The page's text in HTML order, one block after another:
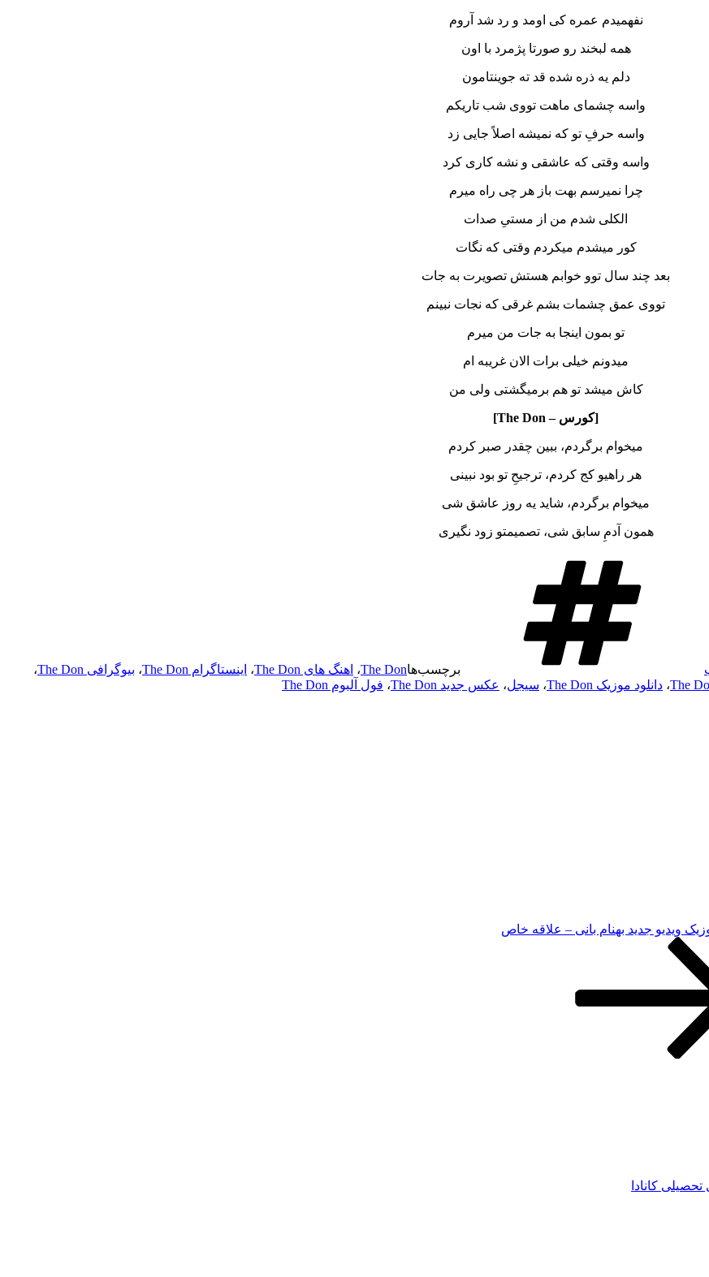
نفهمیدم عمره کی اومد و رد شد آروم
همه لبخند رو صورتا پژمرد با اون
دلم یه ذره شده قد ته جوینتامون
واسه چشمای ماهت تووی شب تاریکم
واسه حرفِ تو که نمیشه اصلاً جایی زد
واسه وقتی که عاشقی و نشه کاری کرد
چرا نمیرسم بهت باز هر چی راه میرم
الکلی شدم من از مستیِ صدات
کور میشدم میکردم وقتی که نگات
بعد چند سال توو خوابم هستش تصویرت به جات
تووی عمق چشمات بشم غرقی که نجات نبینم
تو بمون اینجا به جات من میرم
میدونم خیلی برات الان غریبه ام
کاش میشد تو هم برمیگشتی ولی من
[کورس – The Don]
میخوام برگردم، ببین چقدر صبر کردم
هر راهیو کج کردم، ترجیحِ تو بود نبینی
میخوام برگردم، شاید یه روز عاشق شی
همون آدمِ سابق شی، تصمیمتو زود نگیری
برچسب‌هاThe Don، اهنگ های The Don ، اینستاگرام The Don ، بیوگرافی The Don
،
، دانلود موزیک The Don ، سیجل، عکس جدید The Don ، فول آلبوم The Don
ویدیو جدید بهنام بانی – علاقه خاص
کانادا